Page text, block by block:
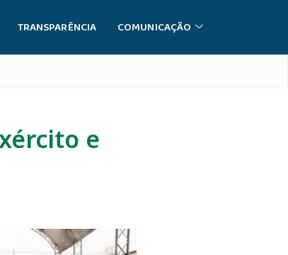
TRANSPARÊNCIA COMUNICAÇÃO
e